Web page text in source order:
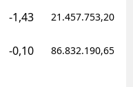
-1,43 21.457.753,20
-0,10 86.832.190,65